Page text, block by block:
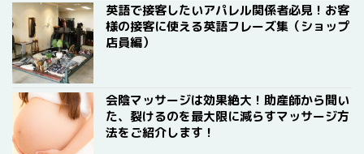
英語で接客したいアパレル関係者必見！お客
様の接客に使える英語フレーズ集（ショップ
店員編）
会陰マッサージは効果絶大！助産師から聞い
た、裂けるのを最大限に減らすマッサージ方
法をご紹介します！